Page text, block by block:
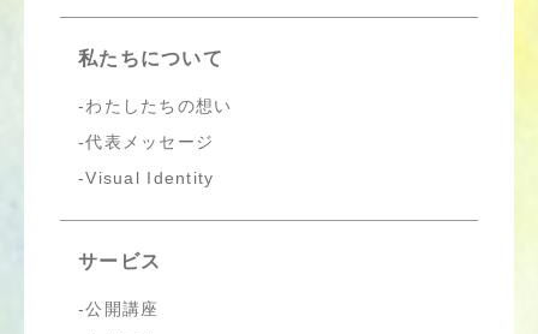
私たちについて
わたしたちの想い
代表メッセージ
Visual Identity
サービス
公開講座